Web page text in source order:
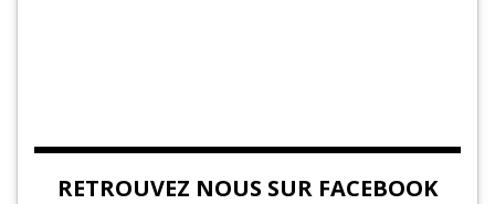
RETROUVEZ NOUS SUR FACEBOOK